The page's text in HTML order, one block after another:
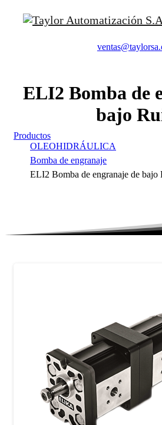
ELI2 Bomba de
bajo
Productos
OLEOHIDRÁULICA
Bomba de engranaje
ELI2 Bomba de engranaje de bajo